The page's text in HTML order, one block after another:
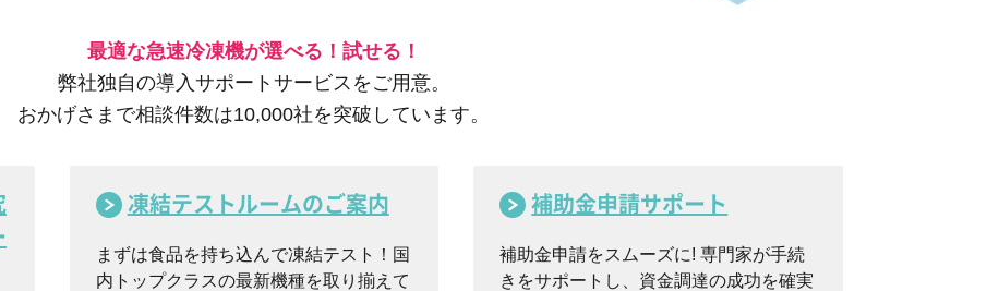
最適な急速冷凍機が選べる！試せる！
弊社独自の導入サポートサービスをご用意。
おかげさまで相談件数は10,000社を突破しています。
凍結テストルームのご案内
まずは食品を持ち込んで凍結テスト！国
内トップクラスの最新機種を取り揃えて
補助金申請サポート
補助金申請をスムーズに! 専門家が手続
きをサポートし、資金調達の成功を確実